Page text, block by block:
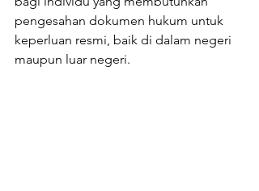
pengesahan dokumen hukum untuk
keperluan resmi, baik di dalam negeri
maupun luar negeri.